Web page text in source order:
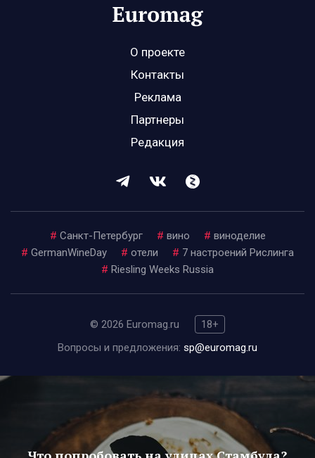
О проекте
Контакты
Реклама
Партнеры
Редакция
# Санкт-Петербург # вино # виноделие
# GermanWineDay # отели # 7 настроений Рислинга
# Riesling Weeks Russia
© 2026 Euromag.ru
18+
Вопросы и предложения: sp@euromag.ru